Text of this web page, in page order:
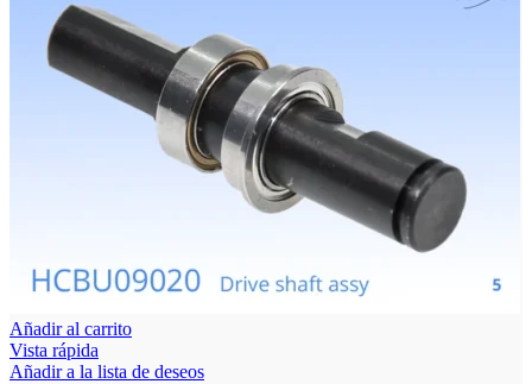
Añadir al carrito
Vista rápida
Añadir a la lista de deseos